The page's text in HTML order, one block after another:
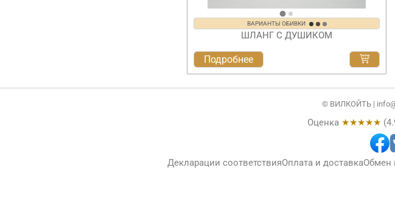
ВАРИАНТЫ ОБИВКИ
ШЛАНГ С ДУШИКОМ
Подробнее
© ВИЛКОЙТЬ |
Оценка ★★★★★ (
Декларации соответствияОплата и доставкаОбмен